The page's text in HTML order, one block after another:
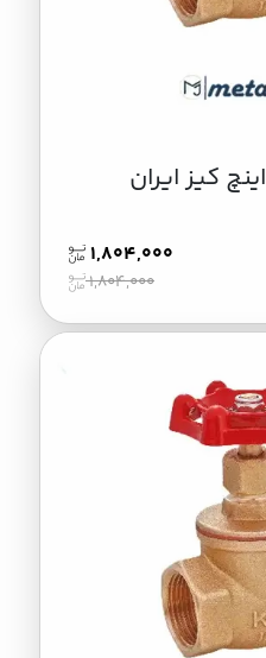
شیر سوزنی 3/4 اینچ کیز ایران
1,804,000
1,804,000